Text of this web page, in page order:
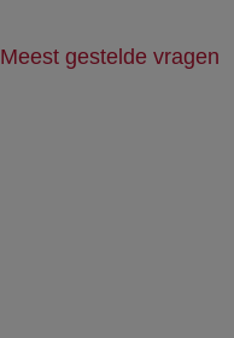
Meest gestelde vragen